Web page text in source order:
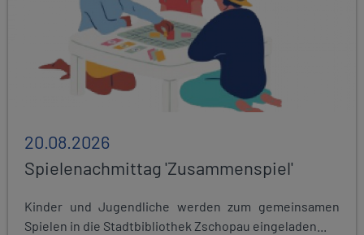
20.08.2026
Spielenachmittag 'Zusammenspiel'
Kinder und Jugendliche werden zum gemeinsamen
Spielen in die Stadtbibliothek Zschopau eingeladen...